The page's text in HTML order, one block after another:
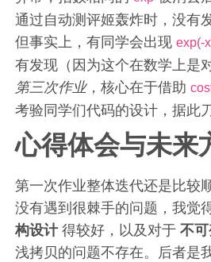
通过自动测评姬轰炸时，没有
但事实上，有同学会出现exp(-
有发现（因为这个在数学上是
第三次作业，核心在于借助
考验同学们代码的设计，据此
心得体会与未来
第一次作业整体迭代还是比较
没有遇到很棘手的问题，我觉
构设计得较好，以及对于不
浅拷贝的问题不存在。后者是